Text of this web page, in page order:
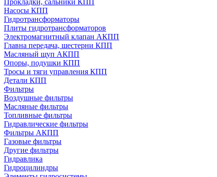
Прокладки, сальники КПП
Насосы КПП
Гидротрансформаторы
Плиты гидротрансформаторов
Электромагнитный клапан АКПП
Главна передача, шестерни КПП
Масляный щуп АКПП
Опоры, подушки КПП
Тросы и тяги управления КПП
Детали КПП
Фильтры
Воздушные фильтры
Масляные фильтры
Топливные фильтры
Гидравлические фильтры
Фильтры АКПП
Газовые фильтры
Другие фильтры
Гидравлика
Гидроцилиндры